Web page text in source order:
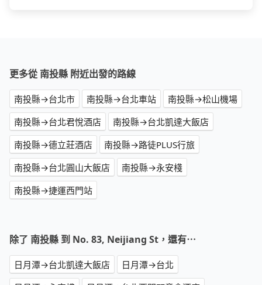
更多從 南投縣 附近出發的路線
南投縣→台北市 南投縣→台北車站
南投縣→松山機場
南投縣→台北君悅酒店
南投縣→台北凱達大飯店
南投縣→德立莊酒店
南投縣→路徒PLUS行旅
南投縣→台北圓山大飯店
南投縣→永安棧
南投縣→捷運西門站
除了 南投縣 到 No. 83, Neijiang St，還有⋯
日月潭→台北凱達大飯店
日月潭→台北